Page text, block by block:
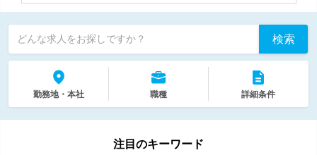
どんな求人をお探しですか？ 検索
勤務地・本社 職種 詳細条件
注目のキーワード